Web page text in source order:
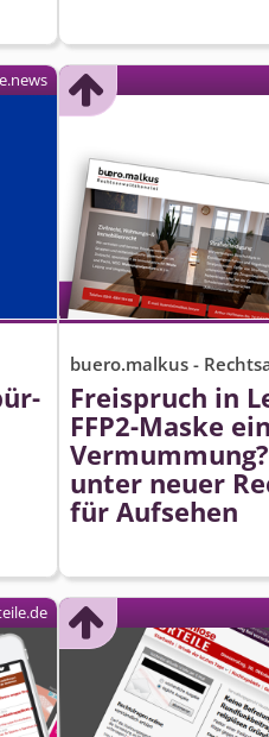
buero.malkus -
Freispruch in
FFP2-Maske
unter neuer
für Aufsehen